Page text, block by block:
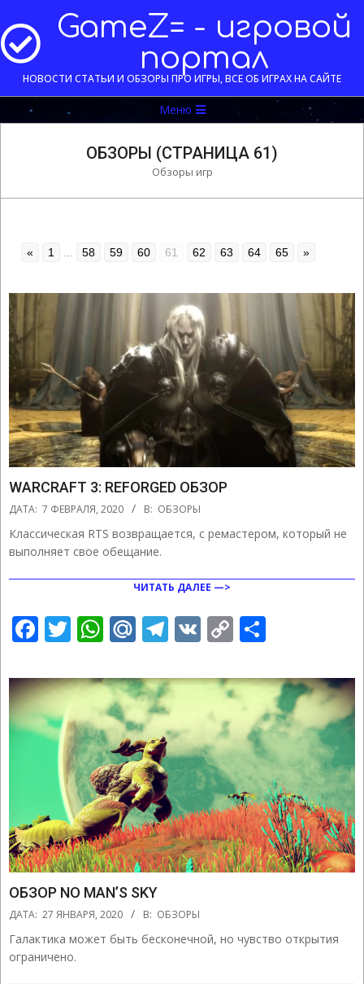
содержимомуGameZ= - игровой
портал
НОВОСТИ СТАТЬИ И ОБЗОРЫ ПРО ИГРЫ, ВСЕ ОБ ИГРАХ НА САЙТЕ
навигации
Меню
ОБЗОРЫ (СТРАНИЦА 61)
Обзоры игр
« 1 58 59 60 61 62 63 64 65 »
WARCRAFT 3: REFORGED ОБЗОР
2020-
07
ДАТА: 7 ФЕВРАЛЯ, 2020 В: ОБЗОРЫ
Классическая RTS возвращается, с ремастером, который не
выполняет свое обещание.
ЧИТАТЬ ДАЛЕЕ —>
Facebook
Twitter
WhatsApp
Mail.Ru
Telegram
VK Copy
Link
ОБЗОР NO MAN’S SKY
2020-
27
ДАТА: 27 ЯНВАРЯ, 2020 В: ОБЗОРЫ
Галактика может быть бесконечной, но чувство открытия
ограничено.